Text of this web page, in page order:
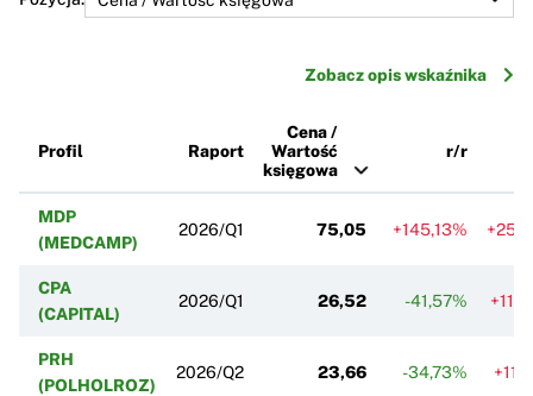
Zobacz opis wskaźnika
Profil Raport
Cena /
Wartość
księgowa
r/r
MDP
(MEDCAMP)
2026/Q1 75,05 +145,13%
CPA
(CAPITAL)
2026/Q1 26,52 -41,57%
PRH
(POLHOLROZ)
2026/Q2 23,66 -34,73%